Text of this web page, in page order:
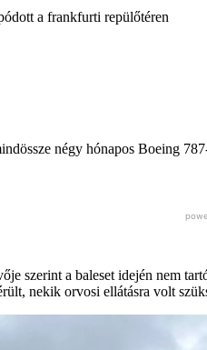
a frankfurti repülőtéren
négy hónapos Boeing
szerint a baleset idején nem
nekik orvosi ellátásra volt